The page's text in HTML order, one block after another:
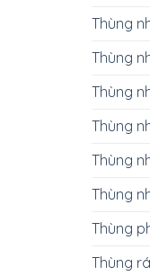
Thùng
Thùng
Thùng
Thùng
Thùng
Thùng
Thùng
Thùng